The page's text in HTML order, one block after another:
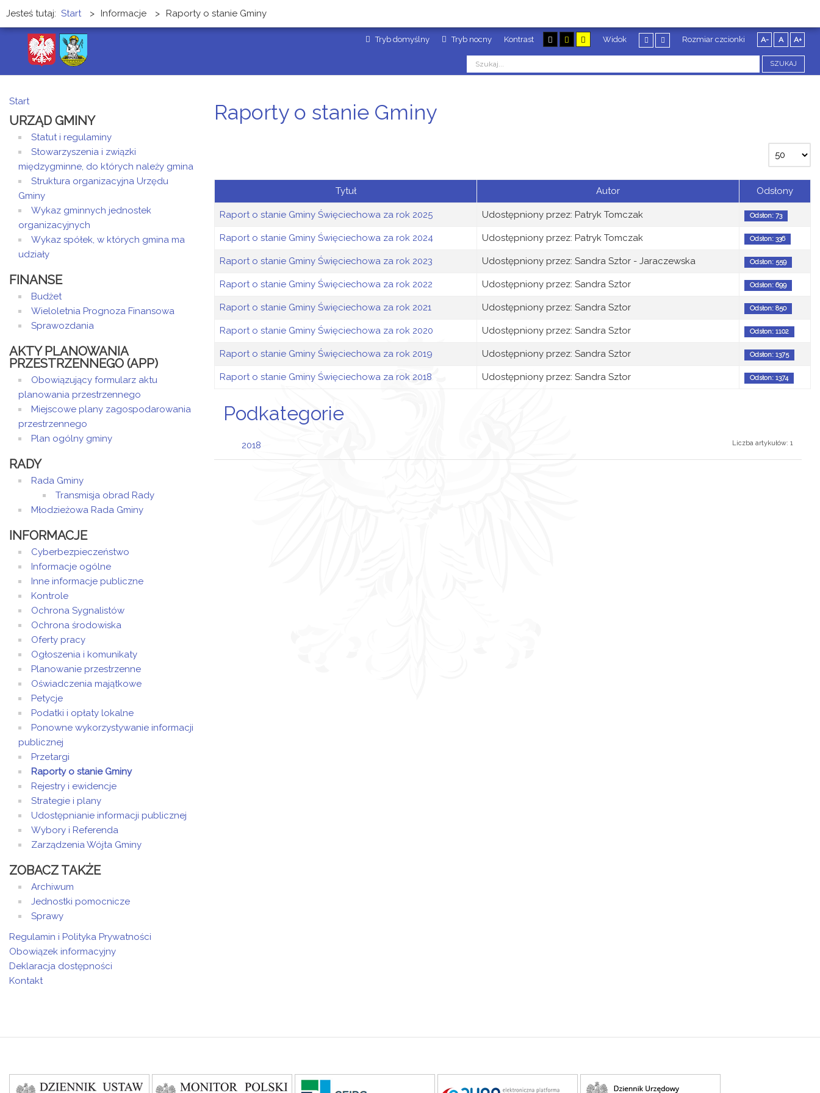
Tryb domyślny Tryb nocny Kontrast Widok Rozmiar czcionki A- A A+
SZUKAJ
Jesteś tutaj: Start > Informacje > Raporty o stanie Gminy
Raporty o stanie Gminy
Tytuł Autor Odsłony
Raport o stanie Gminy Święciechowa za rok 2025 Udostępniony przez: Patryk Tomczak Odsłon: 73
Raport o stanie Gminy Święciechowa za rok 2024 Udostępniony przez: Patryk Tomczak Odsłon: 336
Raport o stanie Gminy Święciechowa za rok 2023 Udostępniony przez: Sandra Sztor - Jaraczewska Odsłon: 559
Raport o stanie Gminy Święciechowa za rok 2022 Udostępniony przez: Sandra Sztor Odsłon: 699
Raport o stanie Gminy Święciechowa za rok 2021 Udostępniony przez: Sandra Sztor Odsłon: 850
Raport o stanie Gminy Święciechowa za rok 2020 Udostępniony przez: Sandra Sztor Odsłon: 1102
Raport o stanie Gminy Święciechowa za rok 2019 Udostępniony przez: Sandra Sztor Odsłon: 1375
Raport o stanie Gminy Święciechowa za rok 2018 Udostępniony przez: Sandra Sztor Odsłon: 1374
Podkategorie
2018 Liczba artykułów: 1
Start
URZĄD GMINY
Statut i regulaminy
Stowarzyszenia i związki
międzygminne, do których należy gmina
Struktura organizacyjna Urzędu
Gminy
Wykaz gminnych jednostek
organizacyjnych
Wykaz spółek, w których gmina ma
udziały
FINANSE
Budżet
Wieloletnia Prognoza Finansowa
Sprawozdania
AKTY PLANOWANIA
PRZESTRZENNEGO (APP)
Obowiązujący formularz aktu
planowania przestrzennego
Miejscowe plany zagospodarowania
przestrzennego
Plan ogólny gminy
RADY
Rada Gminy
Transmisja obrad Rady
Młodzieżowa Rada Gminy
INFORMACJE
Cyberbezpieczeństwo
Informacje ogólne
Inne informacje publiczne
Kontrole
Ochrona Sygnalistów
Ochrona środowiska
Oferty pracy
Ogłoszenia i komunikaty
Planowanie przestrzenne
Oświadczenia majątkowe
Petycje
Podatki i opłaty lokalne
Ponowne wykorzystywanie informacji
publicznej
Przetargi
Raporty o stanie Gminy
Rejestry i ewidencje
Strategie i plany
Udostępnianie informacji publicznej
Wybory i Referenda
Zarządzenia Wójta Gminy
ZOBACZ TAKŻE
Archiwum
Jednostki pomocnicze
Sprawy
Regulamin i Polityka Prywatności
Obowiązek informacyjny
Deklaracja dostępności
Kontakt